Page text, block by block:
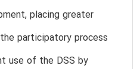
placing greater
participatory process
use of the DSS by